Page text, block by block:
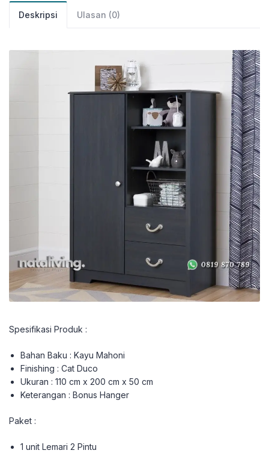
Deskripsi Ulasan (0)
Spesifikasi Produk :
Bahan Baku : Kayu Mahoni
Finishing : Cat Duco
Ukuran : 110 cm x 200 cm x 50 cm
Keterangan : Bonus Hanger
Paket :
1 unit Lemari 2 Pintu